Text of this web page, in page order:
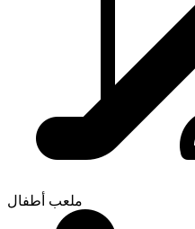
ملعب أطفال